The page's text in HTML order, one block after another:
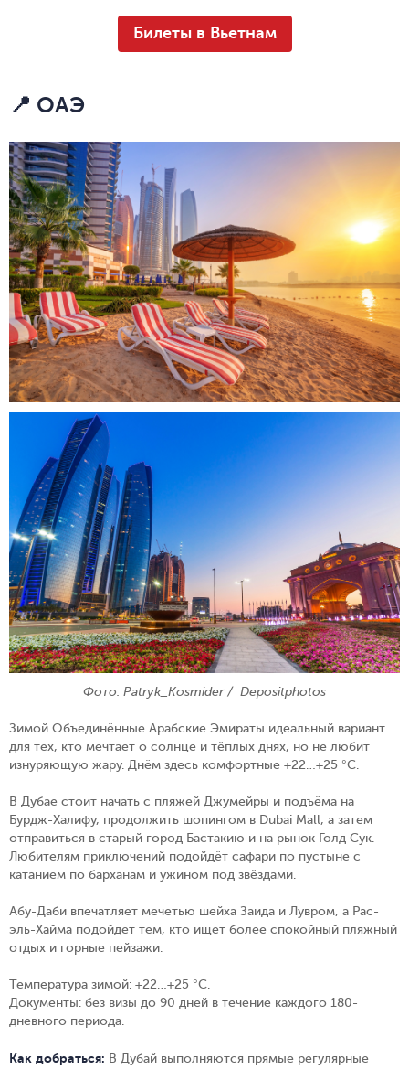
Билеты в Вьетнам
📍 ОАЭ
Фото: Patryk_Kosmider / Depositphotos
Зимой Объединённые Арабские Эмираты идеальный вариант
для тех, кто мечтает о солнце и тёплых днях, но не любит
изнуряющую жару. Днём здесь комфортные +22…+25 °C.
В Дубае стоит начать с пляжей Джумейры и подъёма на
Бурдж-Халифу, продолжить шопингом в Dubai Mall, а затем
отправиться в старый город Бастакию и на рынок Голд Сук.
Любителям приключений подойдёт сафари по пустыне с
катанием по барханам и ужином под звёздами.
Абу-Даби впечатляет мечетью шейха Заида и Лувром, а Рас-
эль-Хайма подойдёт тем, кто ищет более спокойный пляжный
отдых и горные пейзажи.
Температура зимой: +22…+25 °C.
Документы: без визы до 90 дней в течение каждого 180-
дневного периода.
Как добраться: В Дубай выполняются прямые регулярные